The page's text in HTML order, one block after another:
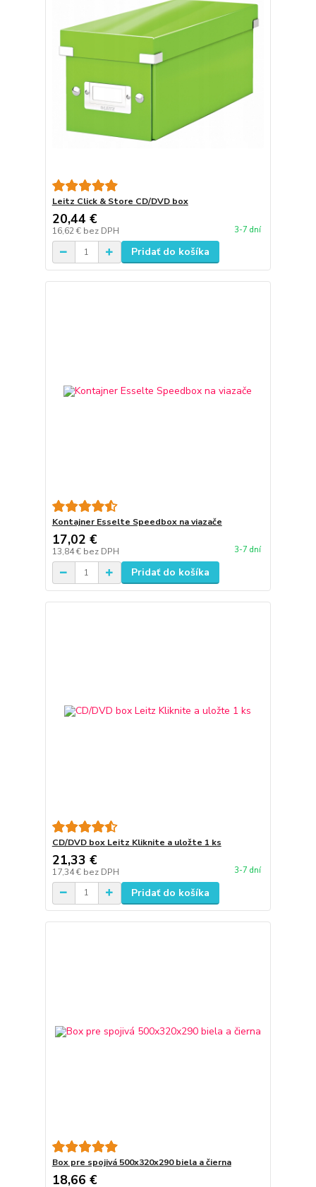
Leitz Click & Store CD/DVD box
20,44 €
16,62 € bez DPH 3-7 dní
Pridať do košíka
Kontajner Esselte Speedbox na viazače
17,02 €
13,84 € bez DPH 3-7 dní
Pridať do košíka
CD/DVD box Leitz Kliknite a uložte 1 ks
21,33 €
17,34 € bez DPH 3-7 dní
Pridať do košíka
Box pre spojivá 500x320x290 biela a čierna
18,66 €